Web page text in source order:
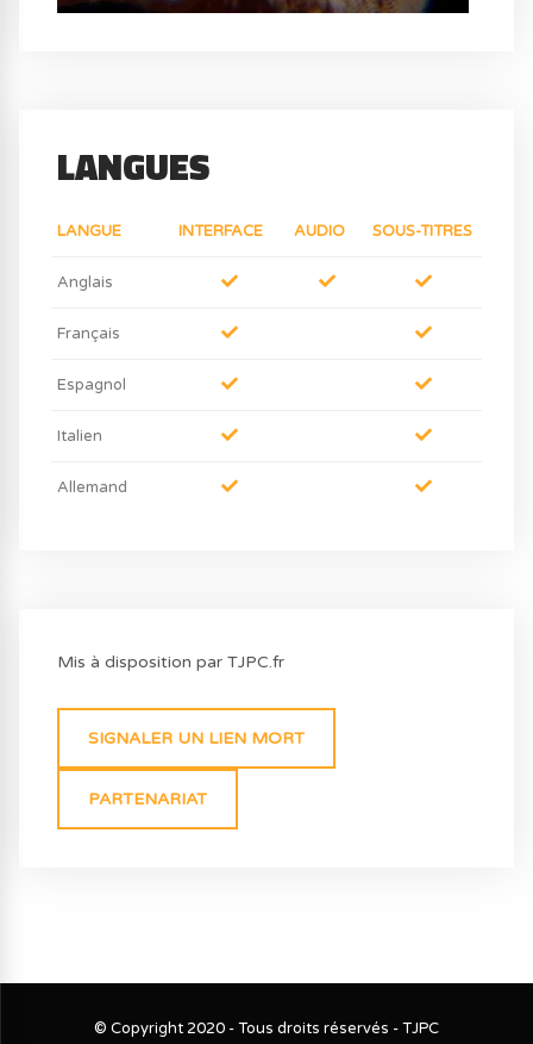
LANGUES
LANGUE INTERFACE AUDIO SOUS-TITRES
Anglais
Français
Espagnol
Italien
Allemand
Mis à disposition par TJPC.fr
SIGNALER UN LIEN MORT
PARTENARIAT
© Copyright 2020 - Tous droits réservés - TJPC